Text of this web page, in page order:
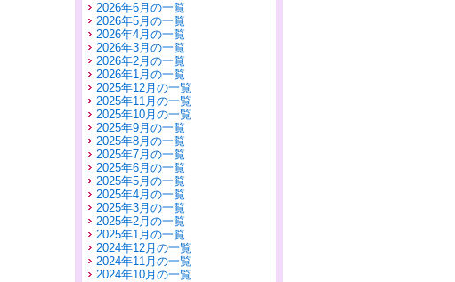
2026年6月の一覧
2026年5月の一覧
2026年4月の一覧
2026年3月の一覧
2026年2月の一覧
2026年1月の一覧
2025年12月の一覧
2025年11月の一覧
2025年10月の一覧
2025年9月の一覧
2025年8月の一覧
2025年7月の一覧
2025年6月の一覧
2025年5月の一覧
2025年4月の一覧
2025年3月の一覧
2025年2月の一覧
2025年1月の一覧
2024年12月の一覧
2024年11月の一覧
2024年10月の一覧